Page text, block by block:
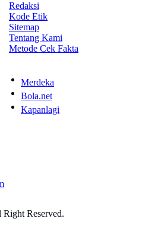
Redaksi
Kode Etik
Sitemap
Tentang Kami
Metode Cek Fakta
Merdeka
Bola.net
Kapanlagi
Reserved.